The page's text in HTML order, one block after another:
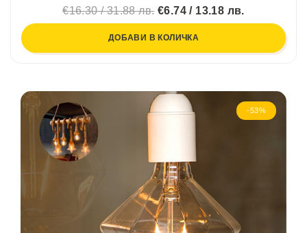
€16.30 / 31.88 лв.€6.74 / 13.18 лв.
ДОБАВИ В КОЛИЧКА
-53%